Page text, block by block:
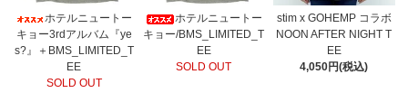
ホテルニュートー
キョー3rdアルバム『ye
s?』＋BMS_LIMITED_T
EE
SOLD OUT
ホテルニュートー
キョー/BMS_LIMITED_T
EE
SOLD OUT
stim x GOHEMP コラボ
NOON AFTER NIGHT T
EE
4,050円(税込)